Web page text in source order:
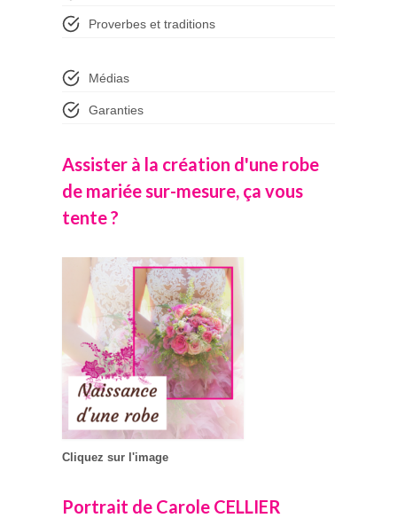
Proverbes et traditions
Médias
Garanties
Assister à la création d'une robe
de mariée sur-mesure, ça vous
tente ?
Cliquez sur l'image
Portrait de Carole CELLIER